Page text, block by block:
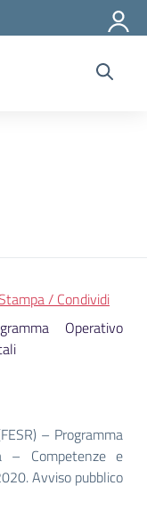
/ Condividi
Operativo
– Programma
– Competenze e
Avviso pubblico